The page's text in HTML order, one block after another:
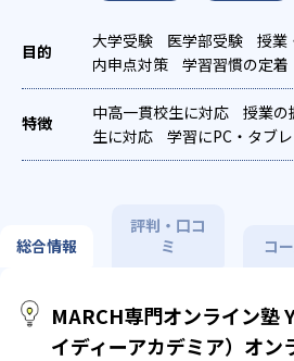
大学受験 医学部受験
授業
内申点対策
学習習慣の定着
AO)対策
推薦入試対策
学
中高一貫校生に対応
授業の
生に対応
学習にPC・タブ
ライン対応
1科目から受講
総合情報
評判・口コ
ミ
コ
MARCH専門オンライン塾
イディーアカデミア）オン